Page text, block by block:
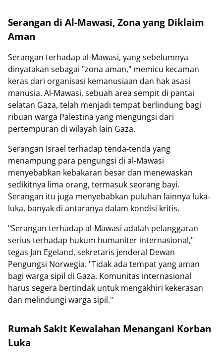
Serangan di Al-Mawasi, Zona yang Diklaim
Aman
Serangan terhadap al-Mawasi, yang sebelumnya
dinyatakan sebagai "zona aman," memicu kecaman
keras dari organisasi kemanusiaan dan hak asasi
manusia. Al-Mawasi, sebuah area sempit di pantai
selatan Gaza, telah menjadi tempat berlindung bagi
ribuan warga Palestina yang mengungsi dari
pertempuran di wilayah lain Gaza.
Serangan Israel terhadap tenda-tenda yang
menampung para pengungsi di al-Mawasi
menyebabkan kebakaran besar dan menewaskan
sedikitnya lima orang, termasuk seorang bayi.
Serangan itu juga menyebabkan puluhan lainnya luka-
luka, banyak di antaranya dalam kondisi kritis.
"Serangan terhadap al-Mawasi adalah pelanggaran
serius terhadap hukum humaniter internasional,"
tegas Jan Egeland, sekretaris jenderal Dewan
Pengungsi Norwegia. "Tidak ada tempat yang aman
bagi warga sipil di Gaza. Komunitas internasional
harus segera bertindak untuk mengakhiri kekerasan
dan melindungi warga sipil."
Rumah Sakit Kewalahan Menangani Korban
Luka